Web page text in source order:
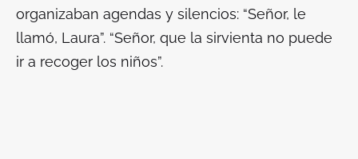
organizaban agendas y silencios: “Señor, le
llamó, Laura”. “Señor, que la sirvienta no puede
ir a recoger los niños”.